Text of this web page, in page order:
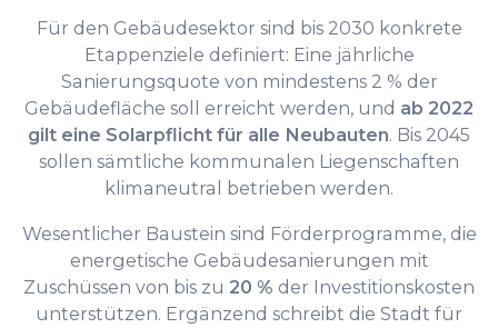
Für den Gebäudesektor sind bis 2030 konkrete
Etappenziele definiert: Eine jährliche
Sanierungsquote von mindestens 2 % der
Gebäudefläche soll erreicht werden, und ab 2022
gilt eine Solarpflicht für alle Neubauten. Bis 2045
sollen sämtliche kommunalen Liegenschaften
klimaneutral betrieben werden.
Wesentlicher Baustein sind Förderprogramme, die
energetische Gebäudesanierungen mit
Zuschüssen von bis zu 20 % der Investitionskosten
unterstützen. Ergänzend schreibt die Stadt für